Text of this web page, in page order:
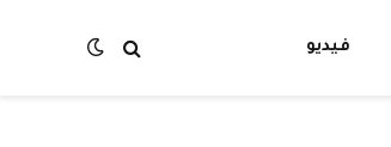
فيديو